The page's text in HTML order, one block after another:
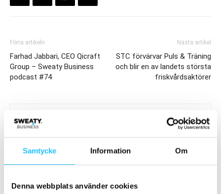
Samtycke Information Om
Denna webbplats använder cookies
Förra artikeln
Farhad Jabbari, CEO Qicraft
Group – Sweaty Business
podcast #74
Nästa artikel
STC förvärvar Puls & Träning
och blir en av landets största
friskvårdsaktörer